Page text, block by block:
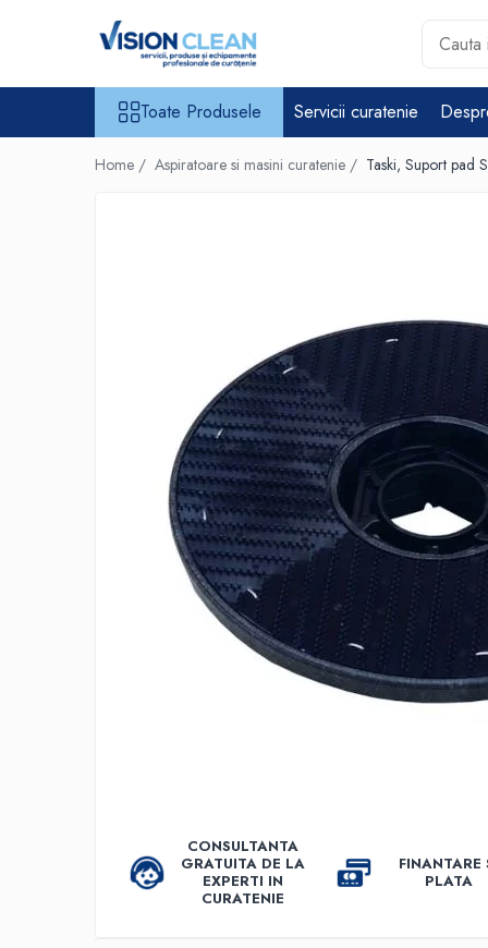
Aspiratoare si masini curatenie
profesionale
Monodiscuri profesionale
Accesorii detergenti, pompe,
Detergenti covoare, mochete,
Dezinfectanti profesionali
Dezinfectanti maini
Toate Produsele Servicii curatenie
Home / Aspiratoare si masini curatenie / Taski, Suport
CONSULTANTA
GRATUITA DE LA
EXPERTI IN
CURATENIE
FINANTARE
PLATA